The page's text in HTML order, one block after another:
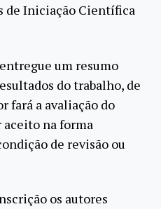
de Iniciação Científica
um resumo
do trabalho, de
fará a avaliação do
aceito na forma
de revisão ou
os autores